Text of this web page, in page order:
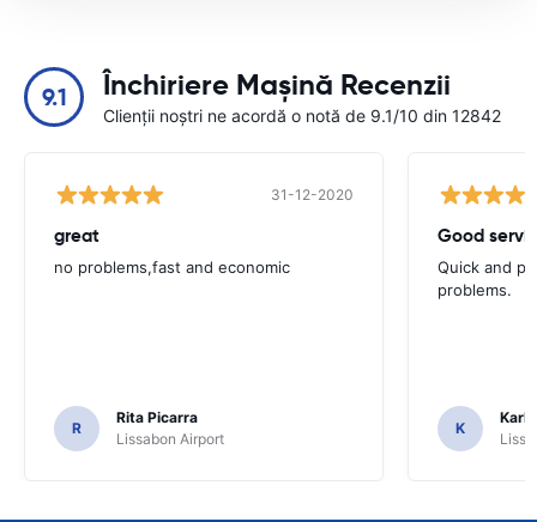
9.1 Închiriere Mașină Recenzii
Clienții noștri ne acordă o notă de 9.1/10 din 12842
31-12-2020
great
no problems,fast and economic
R
Rita Picarra
Lissabon Airport
Good
Quick and
problems.
K
Karl